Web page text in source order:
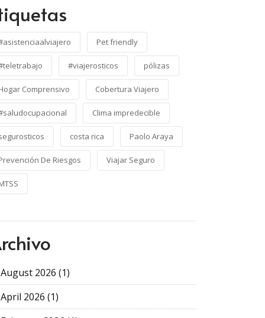
Pet friendly
#viajerosticos pólizas
Comprensivo Cobertura Viajero
Clima impredecible
costa rica Paolo Araya
De Riesgos Viajar Seguro
August 2026 (1)
April 2026 (1)